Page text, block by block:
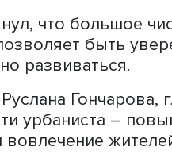
отрасли и